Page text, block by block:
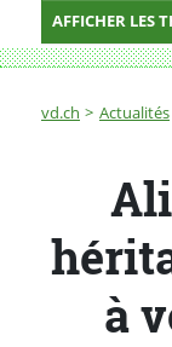
AFFICHER LES
Fil
vd.ch Actualités
Alice Pauli :
à